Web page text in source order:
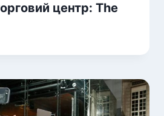
центр: The